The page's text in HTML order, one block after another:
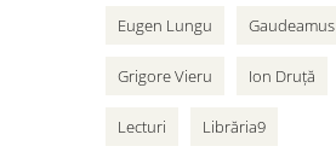
Eugen Lungu Gaudeamus
Grigore Vieru Ion Druță
Lecturi Librăria9